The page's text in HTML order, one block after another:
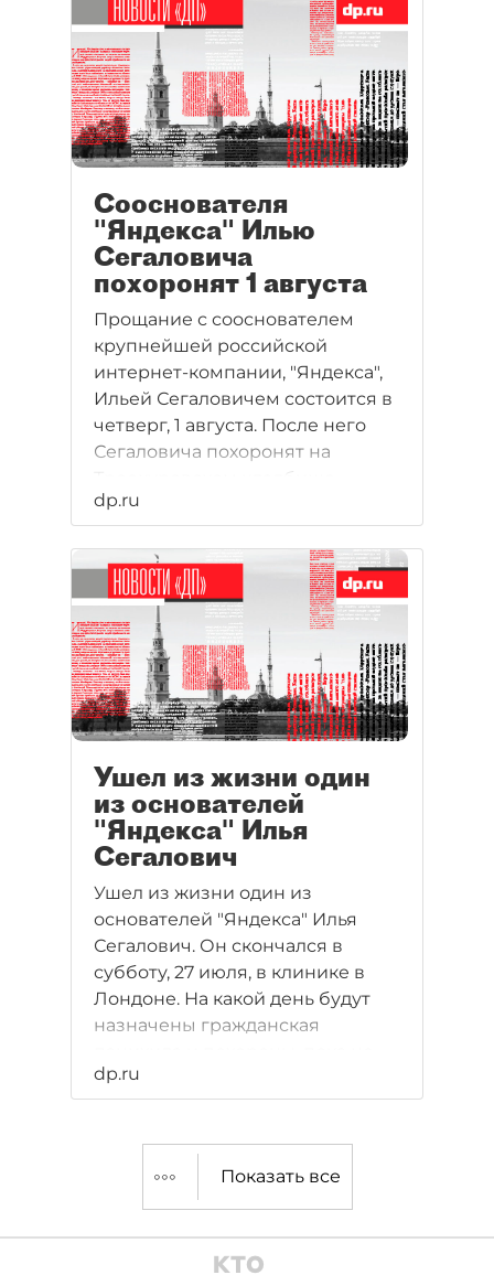
Сооснователя
"Яндекса" Илью
Сегаловича
похоронят 1 августа
Прощание с сооснователем
крупнейшей российской
интернет-компании, "Яндекса",
Ильей Сегаловичем состоится в
четверг, 1 августа. После него
Сегаловича похоронят на
dp.ru
Ушел из жизни один
из основателей
"Яндекса" Илья
Сегалович
Ушел из жизни один из
основателей "Яндекса" Илья
Сегалович. Он скончался в
субботу, 27 июля, в клинике в
Лондоне. На какой день будут
назначены гражданская
сообщается.
dp.ru
Показать все